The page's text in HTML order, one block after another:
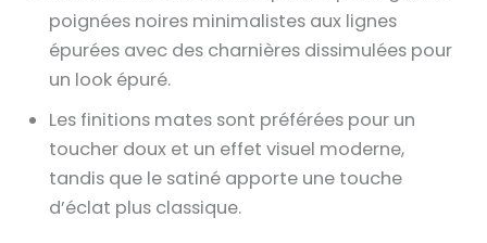
poignées noires minimalistes aux lignes
épurées avec des charnières dissimulées pour
un look épuré.
Les finitions mates sont préférées pour un
toucher doux et un effet visuel moderne,
tandis que le satiné apporte une touche
d’éclat plus classique.